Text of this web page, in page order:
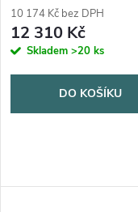
černá
10 174 Kč bez DPH
12 310 Kč
Skladem >20 ks
DO KOŠÍKU